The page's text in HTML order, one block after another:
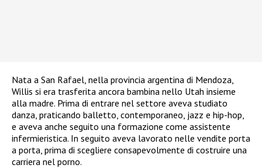
Nata a San Rafael, nella provincia argentina di Mendoza,
Willis si era trasferita ancora bambina nello Utah insieme
alla madre. Prima di entrare nel settore aveva studiato
danza, praticando balletto, contemporaneo, jazz e hip-hop,
e aveva anche seguito una formazione come assistente
infermieristica. In seguito aveva lavorato nelle vendite porta
a porta, prima di scegliere consapevolmente di costruire una
carriera nel porno.